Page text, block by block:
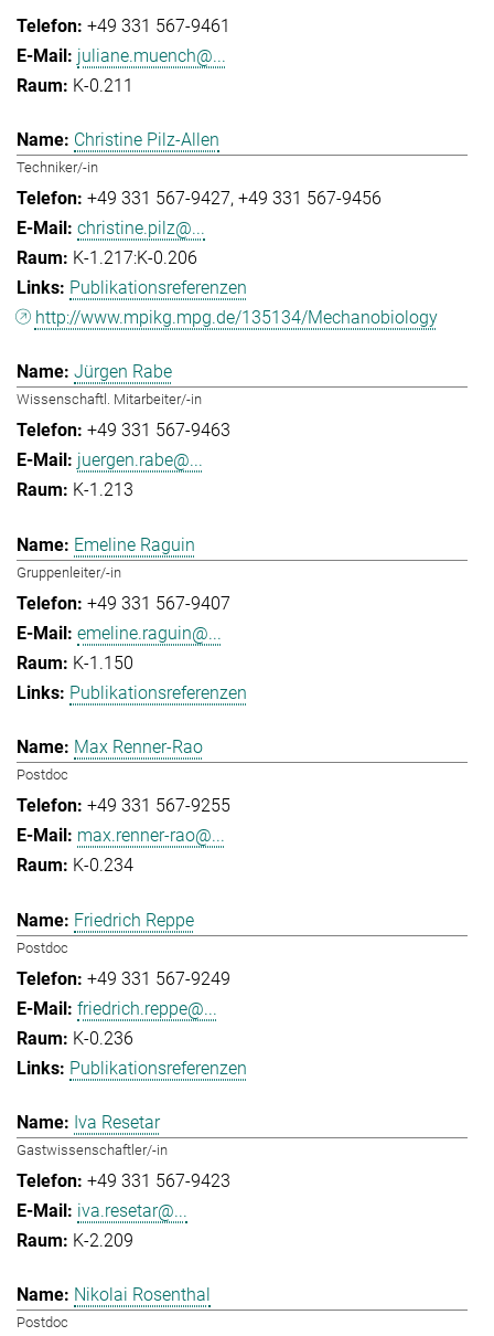
+49 331 567-9461
juliane.muench@...
K-0.211
Christine Pilz-Allen
Techniker/-in
+49 331 567-9427 +49 331 567-9456
christine.pilz@...
K-1.217:K-0.206
Publikationsreferenzen
http://www.mpikg.mpg.de/135134/Mechanobiology
Jürgen Rabe
Wissenschaftl. Mitarbeiter/-in
+49 331 567-9463
juergen.rabe@...
K-1.213
Emeline Raguin
Gruppenleiter/-in
+49 331 567-9407
emeline.raguin@...
K-1.150
Publikationsreferenzen
Max Renner-Rao
Postdoc
+49 331 567-9255
max.renner-rao@...
K-0.234
Friedrich Reppe
Postdoc
+49 331 567-9249
friedrich.reppe@...
K-0.236
Publikationsreferenzen
Iva Resetar
Gastwissenschaftler/-in
+49 331 567-9423
iva.resetar@...
K-2.209
Nikolai Rosenthal
Postdoc